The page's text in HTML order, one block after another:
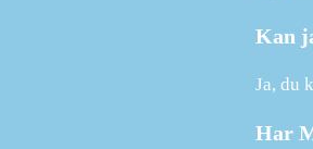
Kan
Ja, du
Har